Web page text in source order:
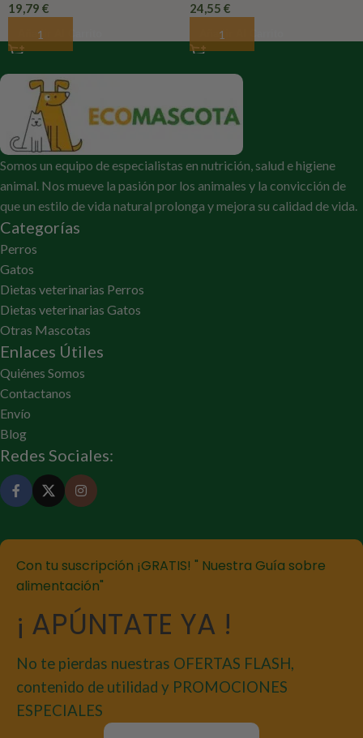
19,79 €
Añadir Al Carrito
24,55 €
Añadir Al Carrito
Somos un equipo de especialistas en nutrición, salud e higiene
animal. Nos mueve la pasión por los animales y la convicción de
que un estilo de vida natural prolonga y mejora su calidad de vida.
Categorías
Perros
Gatos
Dietas veterinarias Perros
Dietas veterinarias Gatos
Otras Mascotas
Enlaces Útiles
Quiénes Somos
Contactanos
Envío
Blog
Redes Sociales:
Con tu suscripción ¡GRATIS! " Nuestra Guía sobre
alimentación"
¡ APÚNTATE YA !
No te pierdas nuestras OFERTAS FLASH,
contenido de utilidad y PROMOCIONES
ESPECIALES